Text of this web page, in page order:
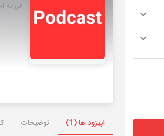
فرزانه
اپیزود ها (1) توضیحات